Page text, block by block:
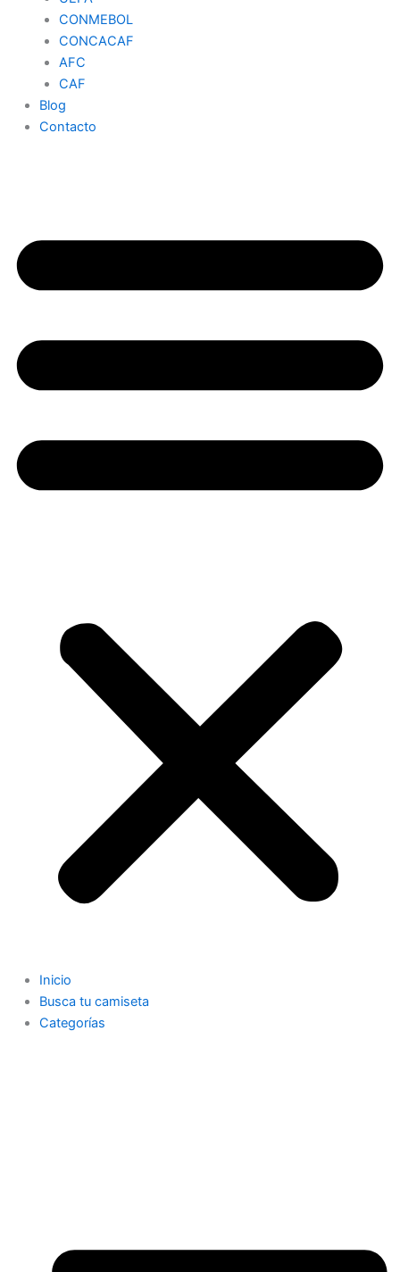
CONMEBOL
CONCACAF
AFC
CAF
Blog
Contacto
Inicio
Busca tu camiseta
Categorías